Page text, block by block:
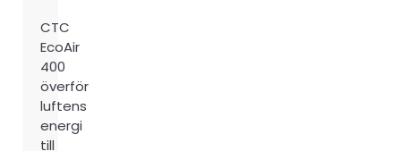
CTC
EcoAir
400
överför
luftens
energi
till